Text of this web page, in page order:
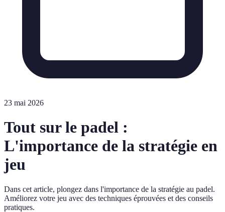
23 mai 2026
Tout sur le padel :
L'importance de la stratégie en
jeu
Dans cet article, plongez dans l'importance de la stratégie au padel.
Améliorez votre jeu avec des techniques éprouvées et des conseils
pratiques.